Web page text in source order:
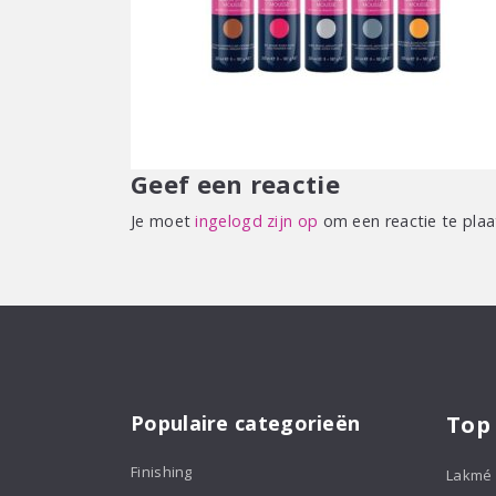
Geef een reactie
Je moetingelogd zijn op om een reactie te
Populaire categorieën
Finishing Lakmé